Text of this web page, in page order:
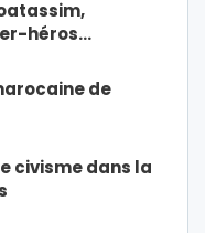
héros…
de
civisme dans la